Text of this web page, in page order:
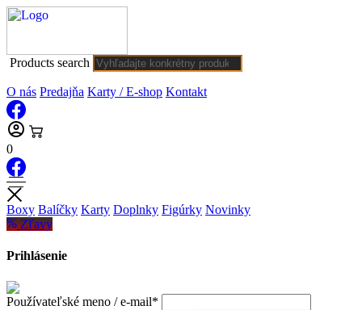
Products search
O nás Predajňa Karty / E-shop Kontakt
0
Boxy Balíčky Karty Doplnky Figúrky Novinky
Zľavy
Prihlásenie
Používateľské meno / e-mail*